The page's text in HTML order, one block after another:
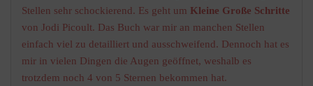
Stellen sehr schockierend. Es geht um Kleine Große Schritte
von Jodi Picoult. Das Buch war mir an manchen Stellen
einfach viel zu detailliert und ausschweifend. Dennoch hat es
mir in vielen Dingen die Augen geöffnet, weshalb es
trotzdem noch 4 von 5 Sternen bekommen hat.